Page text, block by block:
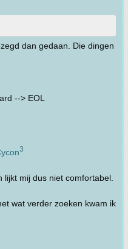
dan gedaan. Die dingen
--> EOL
3
mij dus niet comfortabel.
wat verder zoeken kwam ik